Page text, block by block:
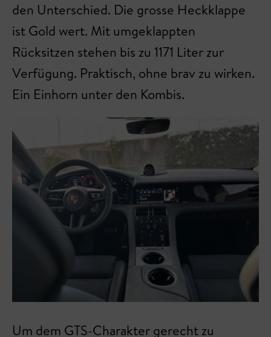
den Unterschied. Die grosse Heckklappe
ist Gold wert. Mit umgeklappten
Rücksitzen stehen bis zu 1171 Liter zur
Verfügung. Praktisch, ohne brav zu wirken.
Ein Einhorn unter den Kombis.
Um dem GTS-Charakter gerecht zu